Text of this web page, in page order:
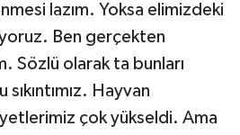
lazım. Yoksa elimizdeki
Ben gerçekten
Sözlü olarak ta bunları
Hayvan
çok yükseldi. Ama